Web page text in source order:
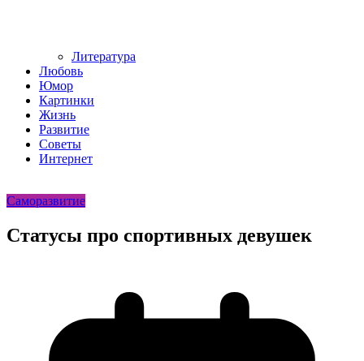
Литература
Любовь
Юмор
Картинки
Жизнь
Развитие
Советы
Интернет
Саморазвитие
Статусы про спортивных девушек